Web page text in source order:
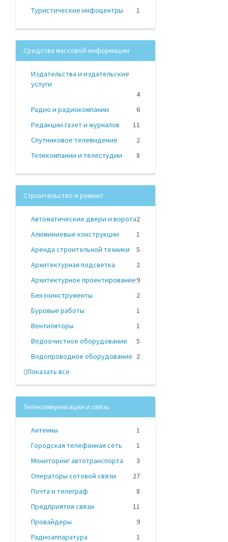
Туристические инфоцентры
1
Средства массовой информации
Издательства и издательские
услуги
4
Радио и радиокомпании
6
Редакции газет и журналов
11
Спутниковое телевидение
2
Телекомпании и телестудии
8
Строительство и ремонт
Автоматические двери и ворота2
Алюминиевые конструкции
1
Аренда строительной техники
5
Архитектурная подсветка
2
Архитектурное проектирование9
Бензоинструменты
2
Буровые работы
1
Вентиляторы
1
Водоочистное оборудование
5
Водопроводное оборудование 2
Показать все
Телекоммуникации и связь
Антенны
1
Городская телефонная сеть
1
Мониторинг автотранспорта
3
Операторы сотовой связи
27
Почта и телеграф
8
Предприятия связи
11
Провайдеры
9
Радиоаппаратура
1